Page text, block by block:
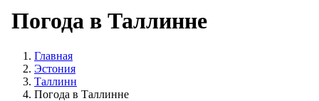
Погода в Таллинне
Главная
Эстония
Таллинн
Погода в Таллинне